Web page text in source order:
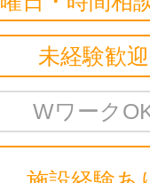
未経験歓迎
Wワーク